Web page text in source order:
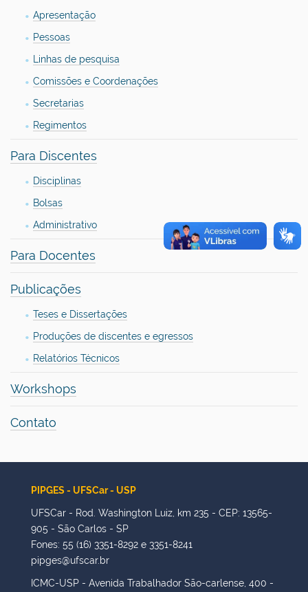
Apresentação
Pessoas
Linhas de pesquisa
Comissões e Coordenações
Secretarias
Regimentos
Para Discentes
Disciplinas
Bolsas
Administrativo
Para Docentes
Publicações
Teses e Dissertações
Produções de discentes e egressos
Relatórios Técnicos
Workshops
Contato
PIPGES - UFSCar - USP
UFSCar - Rod. Washington Luiz, km 235 - CEP: 13565-
905 - São Carlos - SP
Fones: 55 (16) 3351-8292 e 3351-8241
pipges@ufscar.br
ICMC-USP - Avenida Trabalhador São-carlense, 400 -